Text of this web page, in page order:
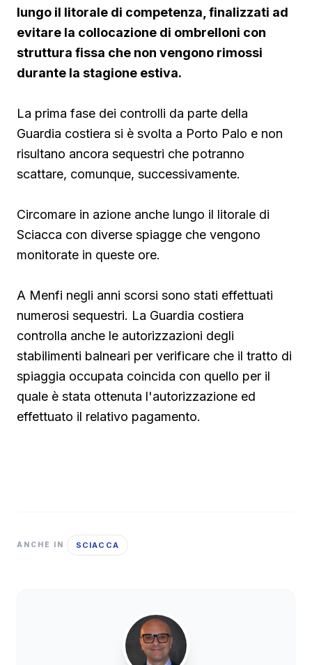
lungo il litorale di competenza, finalizzati ad
evitare la collocazione di ombrelloni con
struttura fissa che non vengono rimossi
durante la stagione estiva.
La prima fase dei controlli da parte della
Guardia costiera si è svolta a Porto Palo e non
risultano ancora sequestri che potranno
scattare, comunque, successivamente.
Circomare in azione anche lungo il litorale di
Sciacca con diverse spiagge che vengono
monitorate in queste ore.
A Menfi negli anni scorsi sono stati effettuati
numerosi sequestri. La Guardia costiera
controlla anche le autorizzazioni degli
stabilimenti balneari per verificare che il tratto di
spiaggia occupata coincida con quello per il
quale è stata ottenuta l'autorizzazione ed
effettuato il relativo pagamento.
ANCHE IN SCIACCA